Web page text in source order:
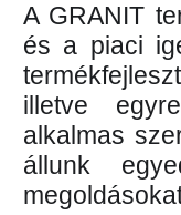
A GRANIT
és a piaci
illetve
alkalmas
állunk